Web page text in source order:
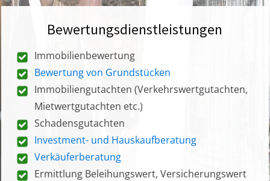
Bewertungsdienstleistungen
Immobilienbewertung
Bewertung von Grundstücken
Immobiliengutachten (Verkehrswertgutachten,
Mietwertgutachten etc.)
Schadensgutachten
Investment- und Hauskaufberatung
Verkäuferberatung
Ermittlung Beleihungswert, Versicherungswert